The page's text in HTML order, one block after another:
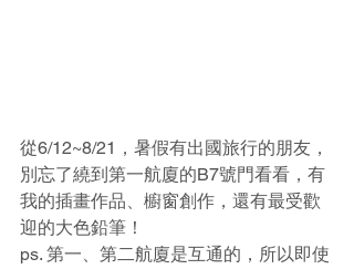
從6/12~8/21，暑假有出國旅行的朋友，
別忘了繞到第一航廈的B7號門看看，有
我的插畫作品、櫥窗創作，還有最受歡
迎的大色鉛筆！
ps. 第一、第二航廈是互通的，所以即使